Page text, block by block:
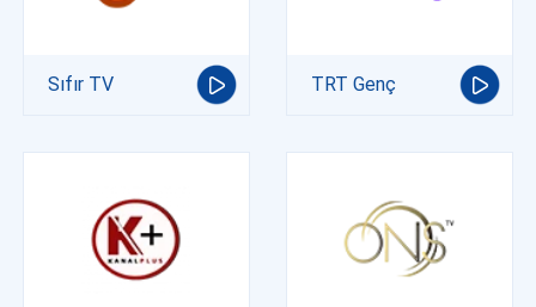
Sıfır TV TRT Genç